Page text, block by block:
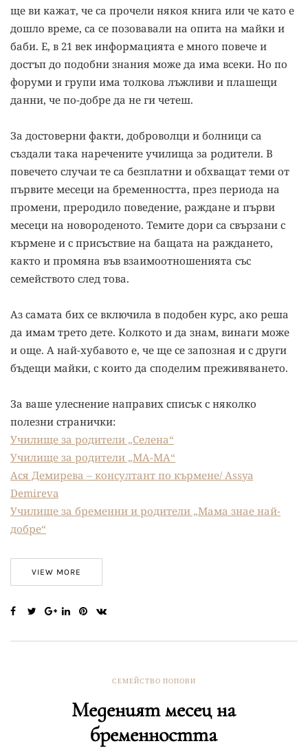
ще ви кажат, че са прочели някоя книга или че като е
дошло време, са се позовавали на опита на майки и
баби. Е, в 21 век информацията е много повече и
достъп до подобни знания може да има всеки. Но по
форуми и групи има толкова лъжливи и плашещи
данни, че по-добре да не ги четеш.
За достоверни факти, доброволци и болници са
създали така наречените училища за родители. В
повечето случаи те са безплатни и обхващат теми от
първите месеци на бременността, през периода на
промени, преродило поведение, раждане и първи
месеци на новороденото. Темите дори са свързани с
кърмене и с присъствие на бащата на раждането,
както и промяна във взаимоотношенията със
семейството след това.
Аз самата бих се включила в подобен курс, ако реша
да имам трето дете. Колкото и да знам, винаги може
и още. А най-хубавото е, че ще се запозная и с други
бъдещи майки, с които да споделим преживяването.
За ваше улеснение направих списък с няколко
полезни странички:
Училище за родители „Селена“
Училище за родители „МА-МА“
Ася Демирева – консултант по кърмене/ Assya
Demireva
Училище за бременни и родители „Мама знае най-
добре“
VIEW MORE
СЕМЕЙСТВО ПОПОВИ
Меденият месец на
бременността